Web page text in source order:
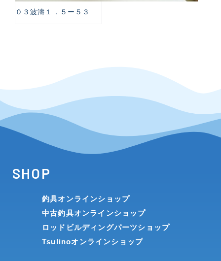
０３波濤１．５ー５３
SHOP
釣具オンラインショップ
中古釣具オンラインショップ
ロッドビルディングパーツショップ
Tsulinoオンラインショップ